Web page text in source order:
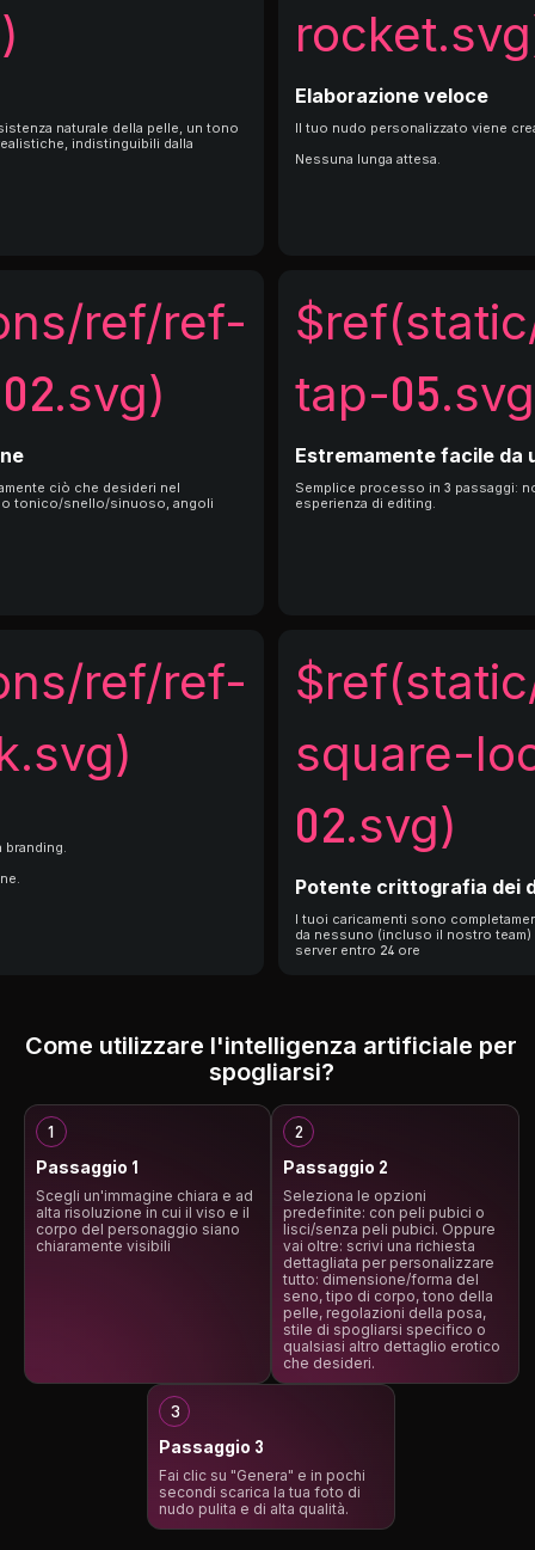
naturale della pelle, un tono
indistinguibili dalla
Elaborazione veloce
Il tuo nudo personalizzato viene
Nessuna lunga attesa.
ref/ref-
ciò che desideri nel
tonico/snello/sinuoso, angoli
tap-
Estremamente facile da
Semplice processo in 3 passaggi:
esperienza di editing.
ref/ref-
branding.
square-
02.svg)
Potente crittografia dei
I tuoi caricamenti sono
da nessuno (incluso il nostro
server entro 24 ore
Come utilizzare l'intelligenza artificiale per
spogliarsi?
Passaggio 1
Scegli un'immagine chiara e ad
alta risoluzione in cui il viso e il
corpo del personaggio siano
chiaramente visibili
Passaggio 2
Seleziona le opzioni
predefinite: con peli pubici o
lisci/senza peli pubici. Oppure
vai oltre: scrivi una richiesta
dettagliata per personalizzare
tutto: dimensione/forma del
seno, tipo di corpo, tono della
pelle, regolazioni della posa,
stile di spogliarsi specifico o
qualsiasi altro dettaglio erotico
che desideri.
Passaggio 3
Fai clic su "Genera" e in pochi
secondi scarica la tua foto di
nudo pulita e di alta qualità.